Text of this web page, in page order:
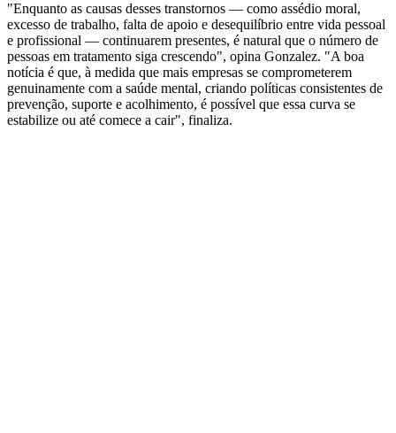
"Enquanto as causas desses transtornos — como assédio moral,
excesso de trabalho, falta de apoio e desequilíbrio entre vida pessoal
e profissional — continuarem presentes, é natural que o número de
pessoas em tratamento siga crescendo", opina Gonzalez. "A boa
notícia é que, à medida que mais empresas se comprometerem
genuinamente com a saúde mental, criando políticas consistentes de
prevenção, suporte e acolhimento, é possível que essa curva se
estabilize ou até comece a cair", finaliza.